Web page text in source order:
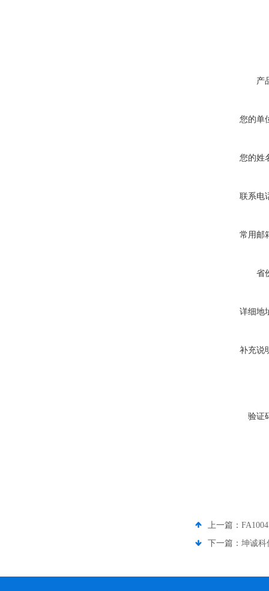
产
您的单
您的姓
联系电
常用邮
省
详细地
补充说
验证
上一篇：
下一篇： 坤诚科